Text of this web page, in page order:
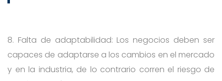
8. Falta de adaptabilidad: Los negocios deben ser
capaces de adaptarse a los cambios en el mercado
y en la industria, de lo contrario corren el riesgo de